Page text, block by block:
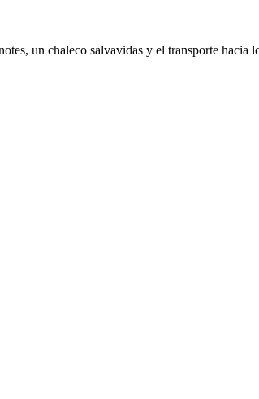
un chaleco salvavidas y el transporte